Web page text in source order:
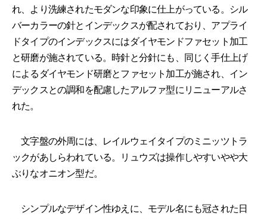
れ、より洗練されたモダンな印象に仕上がっている。シル
バーカラーの針とインデックスが配されており、アプライ
ドタイプのインデックスにはダイヤモンドファセット加工
と研磨が施されている。時針と分針にも、同じく手仕上げ
によるダイヤモンド研磨とファセット加工が施され、イン
デックスとの調和を配慮したアルファ型にリニューアルさ
れた。
文字盤の外周には、レイルウェイタイプのミニッツトラ
ックがあしらわれている。リュウズは操作しやすいやや大
ぶりなオニオン型だ。
シンプルなデザイン性ゆえに、モデル名にも冠された日